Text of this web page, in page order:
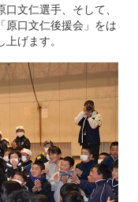
文仁選手、そして、
原口文仁後援会」をは
げます。